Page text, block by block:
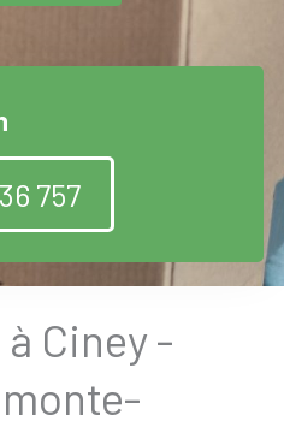
757
Ciney -